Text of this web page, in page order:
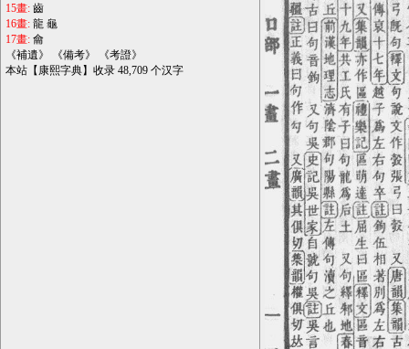
15畫: 齒
16畫: 龍 龜
17畫: 龠
《補遺》 《備考》 《考證》
本站【康熙字典】收录 48,709 个汉字